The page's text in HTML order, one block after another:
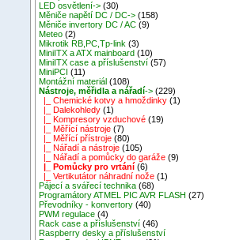
LED osvětlení-> (30)
Měniče napětí DC / DC-> (158)
Měniče invertory DC / AC (9)
Meteo (2)
Mikrotik RB,PC,Tp-link (3)
MiniITX a ATX mainboard (10)
MiniITX case a příslušenství (57)
MiniPCI (11)
Montážní materiál (108)
Nástroje, měřidla a nářadí-> (229)
|_ Chemické kotvy a hmoždinky (1)
|_ Dalekohledy (1)
|_ Kompresory vzduchové (19)
|_ Měřící nástroje (7)
|_ Měřící přístroje (80)
|_ Nářadí a nástroje (105)
|_ Nářadí a pomůcky do garáže (9)
|_ Pomůcky pro vrtání (6)
|_ Vertikutátor náhradní nože (1)
Pájecí a svářecí technika (68)
Programátory ATMEL PIC AVR FLASH (27)
Převodníky - konvertory (40)
PWM regulace (4)
Rack case a příslušenství (46)
Raspberry desky a příslušenství